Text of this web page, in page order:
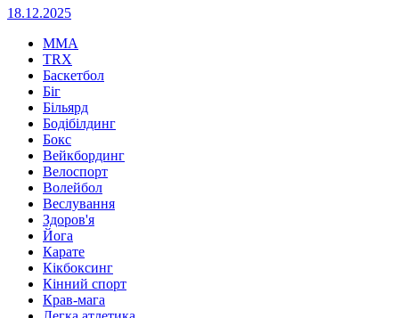
18.12.2025
MMA
TRX
Баскетбол
Біг
Більярд
Бодібілдинг
Бокс
Вейкбординг
Велоспорт
Волейбол
Веслування
Здоров'я
Йога
Карате
Кікбоксинг
Кінний спорт
Крав-мага